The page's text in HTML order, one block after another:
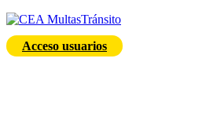
Acceso usuarios